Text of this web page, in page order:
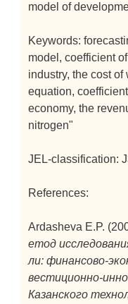
model of
Keywords:
model, coefficient
industry, the cost
equation,
economy, the
nitrogen"
JEL-classification:
References:
Ardasheva E.P.
етод
ли: финансово-
вестиционно-
Казанского